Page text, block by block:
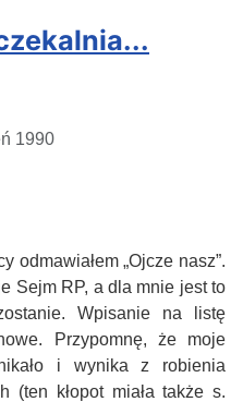
1990
„Ojcze nasz”.
Sejm RP, a dla mnie jest to
Wpisanie na listę
Przypomnę, że moje
i wynika z robienia
(ten kłopot miała także s.